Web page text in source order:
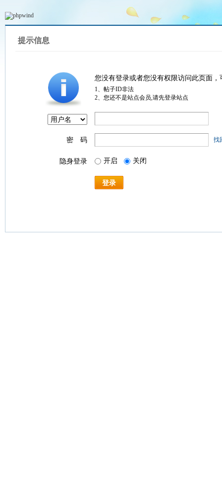
提示信息
您没有登录或者您没有权限访问此页面
1、帖子ID非法
2、您还不是站点会员,请先登录站点
密 码 找
隐身登录 开启 关闭
登录